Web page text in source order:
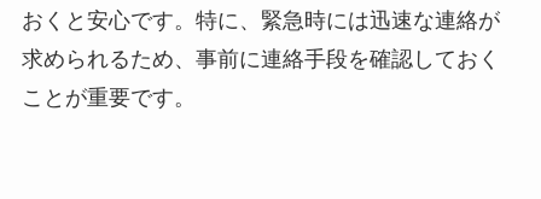
おくと安心です。特に、緊急時には迅速な連絡が
求められるため、事前に連絡手段を確認しておく
ことが重要です。